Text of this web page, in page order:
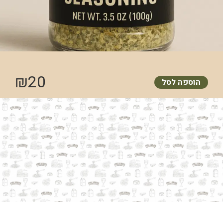
הוספה לסל 20
₪